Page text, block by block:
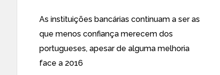
As instituições bancárias continuam a ser as
que menos confiança merecem dos
portugueses, apesar de alguma melhoria
face a 2016